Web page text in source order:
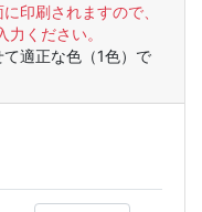
印刷されますので、
ください。
適正な色（1色）で